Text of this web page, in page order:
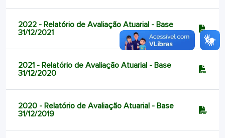
2022 - Relatório de Avaliação Atuarial - Base
31/12/2021
2021 - Relatório de Avaliação Atuarial - Base
31/12/2020
2020 - Relatório de Avaliação Atuarial - Base
31/12/2019